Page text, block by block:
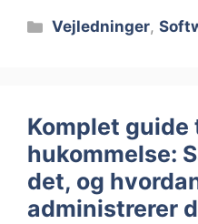
Kategorier
Vejledninger,
Komplet guide
hukommelse:
det, og
administrerer